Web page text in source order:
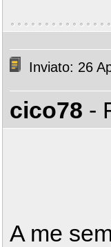
Inviato: 26
cico78 -
A me